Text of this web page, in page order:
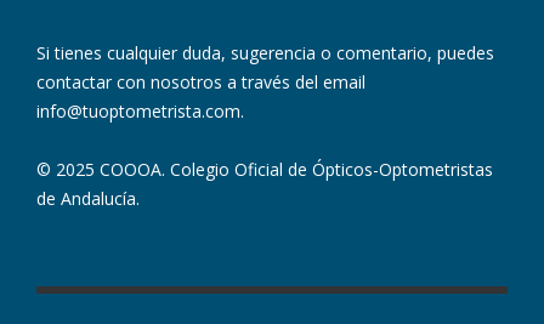
Si tienes cualquier duda, sugerencia o comentario, puedes
contactar con nosotros a través del email
info@tuoptometrista.com.
© 2025 COOOA. Colegio Oficial de Ópticos-Optometristas
de Andalucía.